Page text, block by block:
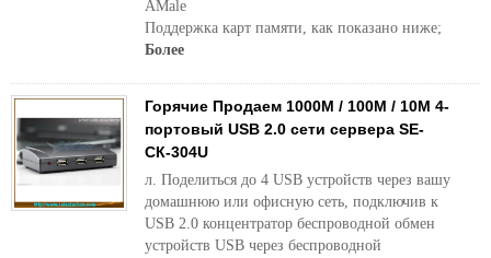
AMale
Поддержка карт памяти, как показано ниже;
Более
Горячие Продаем 1000M / 100M / 10M 4-
портовый USB 2.0 сети сервера SE-
СК-304U
л. Поделиться до 4 USB устройств через вашу
домашнюю или офисную сеть, подключив к
USB 2.0 концентратор беспроводной обмен
устройств USB через беспроводной